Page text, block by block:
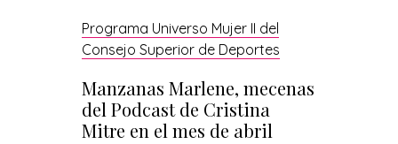
Programa Universo Mujer II del
Consejo Superior de Deportes
Manzanas Marlene, mecenas
del Podcast de Cristina
Mitre en el mes de abril